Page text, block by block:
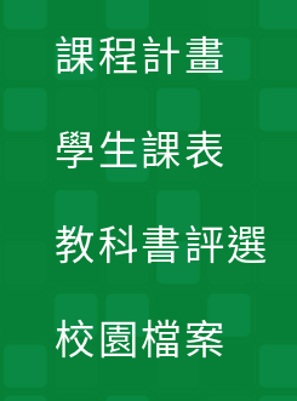
課程計畫
學生課表
教科書評選
校園檔案